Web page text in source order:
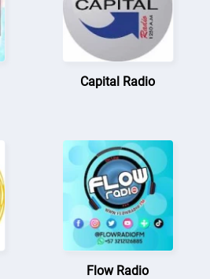
Capital Radio
Flow Radio